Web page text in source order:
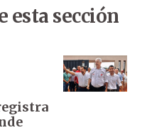
esta sección